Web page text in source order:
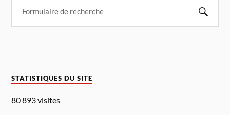
STATISTIQUES DU SITE
80 893 visites